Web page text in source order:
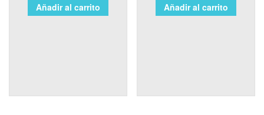
Añadir al carrito Añadir al carrito